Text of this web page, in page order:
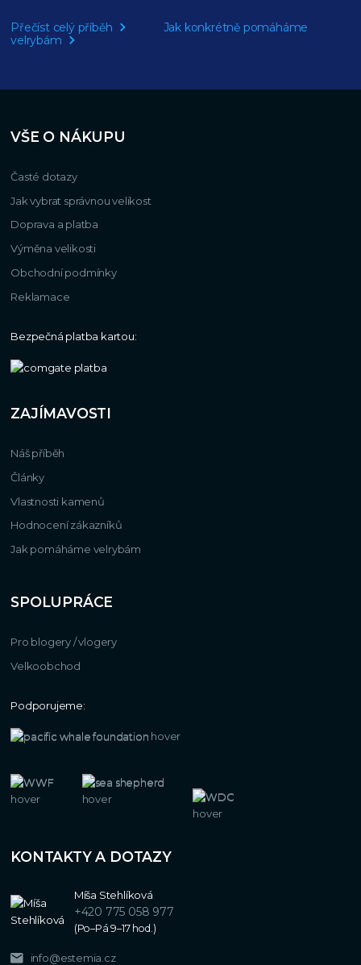
Přečíst celý příběh
Jak konkrétně pomáháme
velrybám
VŠE O NÁKUPU
Časté dotazy
Jak vybrat správnou velikost
Doprava a platba
Výměna velikosti
Obchodní podmínky
Reklamace
Bezpečná platba kartou:
ZAJÍMAVOSTI
Náš příběh
Články
Vlastnosti kamenů
Hodnocení zákazníků
Jak pomáháme velrybám
SPOLUPRÁCE
Pro blogery / vlogery
Velkoobchod
Podporujeme:
KONTAKTY A DOTAZY
Míša Stehlíková
+420 775 058 977
(Po–Pá 9–17 hod.)
info@estemia.cz